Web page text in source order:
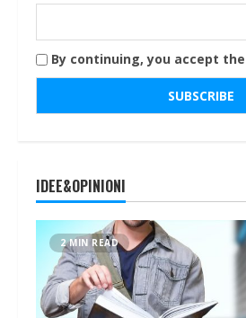
By continuing, you accept
IDEE&OPINIONI
2 MIN READ